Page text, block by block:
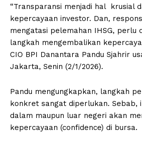
“Transparansi menjadi hal krusial
kepercayaan investor. Dan,
mengatasi pelemahan IHSG, perlu
langkah mengembalikan
CIO BPI Danantara Pandu Sjahrir
Jakarta, Senin (2/1/2026).
Pandu mengungkapkan, langkah
konkret sangat diperlukan. Sebab,
dalam maupun luar negeri akan
kepercayaan (confidence) di bursa.